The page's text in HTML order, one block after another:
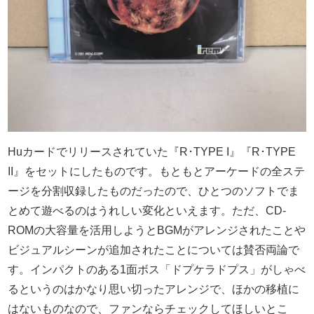
Huカードでリリースされていた『R･TYPE I』『R･TYPE
II』をセットにしたものです。もともとアーケードの全ステ
ージを分割収録したものだったので、ひとつのソフトでま
とめて遊べるのはうれしい変化といえます。ただ、CD-
ROMの大容量を活用しようとBGMがアレンジされたことや
ビジュアルシーンが追加されたことについては賛否両論で
す。インパクトのある1面ボス「ドプケラドプス」がしゃべ
るというのはかなり思い切ったアレンジで、ほかの移植に
はないものなので、ファンならチェックしてほしいとこ